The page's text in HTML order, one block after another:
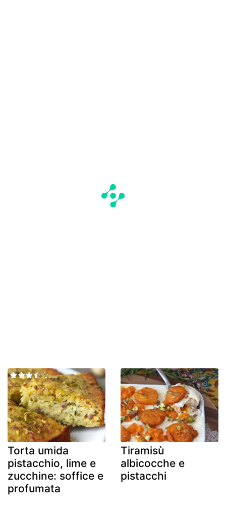
Torta umida
pistacchio, lime e
zucchine: soffice e
profumata
Tiramisù
albicocche e
pistacchi